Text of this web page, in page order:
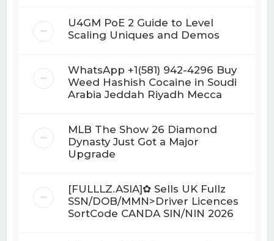
U4GM PoE 2 Guide to Level
Scaling Uniques and Demos
WhatsApp +1(581) 942-4296 Buy
Weed Hashish Cocaine in Soudi
Arabia Jeddah Riyadh Mecca
MLB The Show 26 Diamond
Dynasty Just Got a Major
Upgrade
[FULLLZ.ASIA]✿ Sells UK Fullz
SSN/DOB/MMN>Driver Licences
SortCode CANDA SIN/NIN 2026